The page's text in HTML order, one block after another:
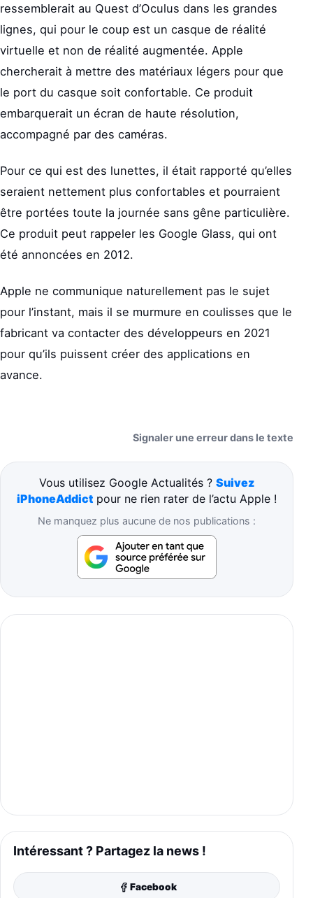
ressemblerait au Quest d’Oculus dans les grandes
lignes, qui pour le coup est un casque de réalité
virtuelle et non de réalité augmentée. Apple
chercherait à mettre des matériaux légers pour que
le port du casque soit confortable. Ce produit
embarquerait un écran de haute résolution,
accompagné par des caméras.
Pour ce qui est des lunettes, il était rapporté qu’elles
seraient nettement plus confortables et pourraient
être portées toute la journée sans gêne particulière.
Ce produit peut rappeler les Google Glass, qui ont
été annoncées en 2012.
Apple ne communique naturellement pas le sujet
pour l’instant, mais il se murmure en coulisses que le
fabricant va contacter des développeurs en 2021
pour qu’ils puissent créer des applications en
avance.
Signaler une erreur dans le texte
Vous utilisez Google Actualités ? Suivez
iPhoneAddict pour ne rien rater de l’actu Apple !
Ne manquez plus aucune de nos publications :
Intéressant ? Partagez la news !
Facebook